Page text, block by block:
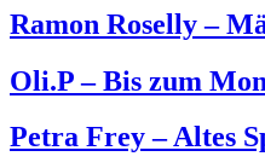
Ramon Roselly –
Oli.P – Bis zum
Petra Frey – Altes